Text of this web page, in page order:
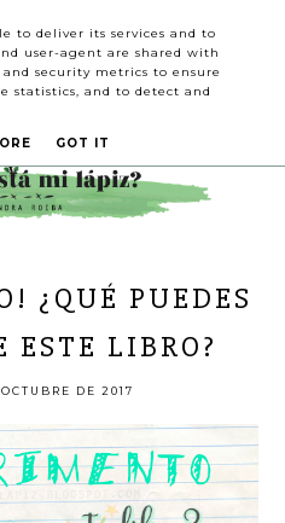
¿QUÉ PUEDES
ESTE LIBRO?
DE 2017
to deliver its services and to
user-agent are shared with
security metrics to ensure
statistics, and to detect and
GOT IT